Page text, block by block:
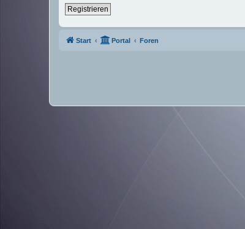
Registrieren
Start Portal Foren